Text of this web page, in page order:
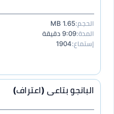
الحجم:1.65 MB
المدة:9:09 دقيقة
إستماع:1904
البانجو بتاعى (اعتراف)